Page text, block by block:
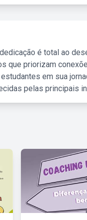
é total ao
que priorizam
em sua
pelas principais